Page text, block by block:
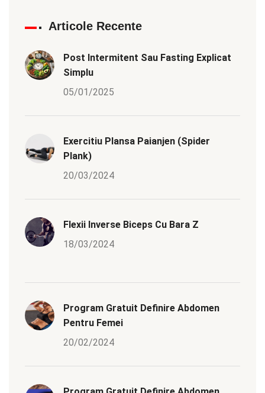
Articole Recente
Post Intermitent Sau Fasting Explicat
Simplu
05/01/2025
Exercitiu Plansa Paianjen (Spider
Plank)
20/03/2024
Flexii Inverse Biceps Cu Bara Z
18/03/2024
Program Gratuit Definire Abdomen
Pentru Femei
20/02/2024